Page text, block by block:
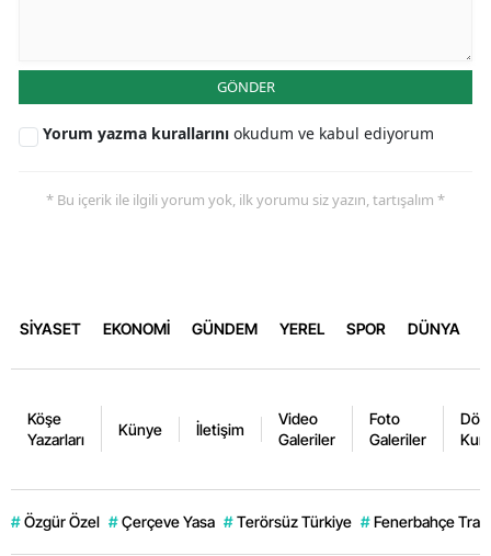
GÖNDER
Yorum yazma kurallarını okudum ve kabul ediyorum
* Bu içerik ile ilgili yorum yok, ilk yorumu siz yazın, tartışalım *
SİYASET EKONOMİ GÜNDEM YEREL SPOR DÜNYA
Köşe
Yazarları
Künye İletişim
Video
Galeriler
Foto
Galeriler
# Özgür Özel # Çerçeve Yasa # Terörsüz Türkiye # Fenerbahçe